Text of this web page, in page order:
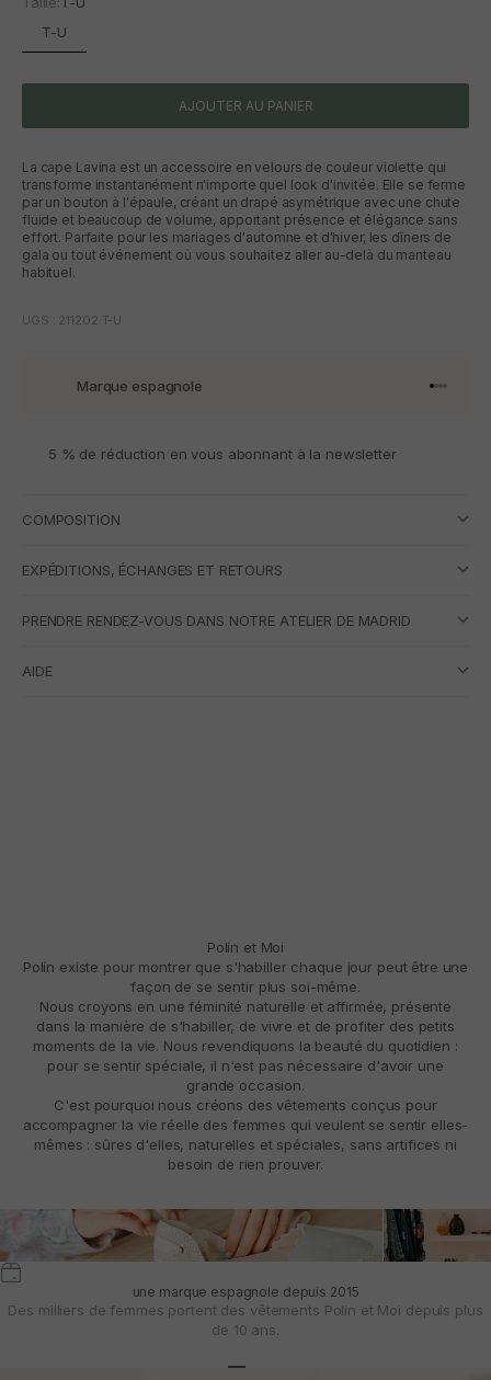
T-U
AJOUTER AU PANIER
La cape Lavina est un accessoire en velours de couleur violette qui
transforme instantanément n'importe quel look d'invitée. Elle se ferme
par un bouton à l'épaule, créant un drapé asymétrique avec une chute
fluide et beaucoup de volume, apportant présence et élégance sans
effort. Parfaite pour les mariages d'automne et d'hiver, les dîners de
gala ou tout événement où vous souhaitez aller au-delà du manteau
habituel.
UGS : 211202.T-U
Marque espagnole Aller à
Aller à
Aller à
Aller
5 % de réduction en vous abonnant à la newsletter
COMPOSITION
EXPÉDITIONS, ÉCHANGES ET RETOURS
PRENDRE RENDEZ-VOUS DANS NOTRE ATELIER DE MADRID
AIDE
Polín et Moi
Polín existe pour montrer que s'habiller chaque jour peut être une
façon de se sentir plus soi-même.
Nous croyons en une féminité naturelle et affirmée, présente
dans la manière de s'habiller, de vivre et de profiter des petits
moments de la vie. Nous revendiquons la beauté du quotidien :
pour se sentir spéciale, il n'est pas nécessaire d'avoir une
grande occasion.
C'est pourquoi nous créons des vêtements conçus pour
accompagner la vie réelle des femmes qui veulent se sentir elles-
mêmes : sûres d'elles, naturelles et spéciales, sans artifices ni
besoin de rien prouver.
une marque espagnole depuis 2015
Des milliers de femmes portent des vêtements Polin et Moi depuis plus
de 10 ans.